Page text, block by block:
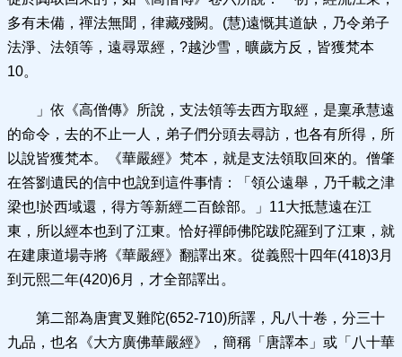
多有未備，禪法無聞，律藏殘闕。(慧)遠慨其道缺，乃令弟子
法淨、法領等，遠尋眾經，?越沙雪，曠歲方反，皆獲梵本
10。
」依《高僧傳》所說，支法領等去西方取經，是稟承慧遠
的命令，去的不止一人，弟子們分頭去尋訪，也各有所得，所
以說皆獲梵本。《華嚴經》梵本，就是支法領取回來的。僧肇
在答劉遺民的信中也說到這件事情：「領公遠舉，乃千載之津
梁也!於西域還，得方等新經二百餘部。」11大抵慧遠在江
東，所以經本也到了江東。恰好禪師佛陀跋陀羅到了江東，就
在建康道場寺將《華嚴經》翻譯出來。從義熙十四年(418)3月
到元熙二年(420)6月，才全部譯出。
第二部為唐實叉難陀(652-710)所譯，凡八十卷，分三十
九品，也名《大方廣佛華嚴經》，簡稱「唐譯本」或「八十華